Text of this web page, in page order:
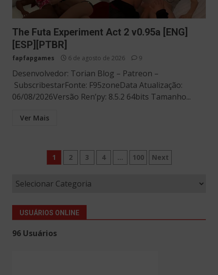
The Futa Experiment Act 2 v0.95a [ENG]
[ESP][PTBR]
fapfapgames 6 de agosto de 2026 9
Desenvolvedor: Torian Blog – Patreon –
SubscribestarFonte: F95zoneData Atualização:
06/08/2026Versão Ren’py: 8.5.2 64bits Tamanho...
Ver Mais
Paginação
de
1 2 3 4 … 100 Next
USUÁRIOS ONLINE
96 Usuários